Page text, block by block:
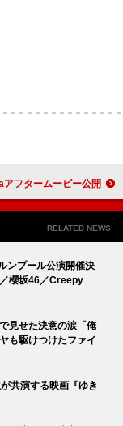
マンツアー【ハリネズミスマイル】から東京・Zepp Hanedaアフタームービー公開
RELATED NEWS
ンプール公演開催決
櫻坂46／Creepy
見せた決意の涙「俺
も駆けつけたファイ
共演する映画『ゆき